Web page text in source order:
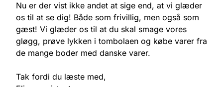
Nu er der vist ikke andet at sige end, at vi glæder
os til at se dig! Både som frivillig, men også som
gæst! Vi glæder os til at du skal smage vores
gløgg, prøve lykken i tombolaen og købe varer fra
de mange boder med danske varer.
Tak fordi du læste med,